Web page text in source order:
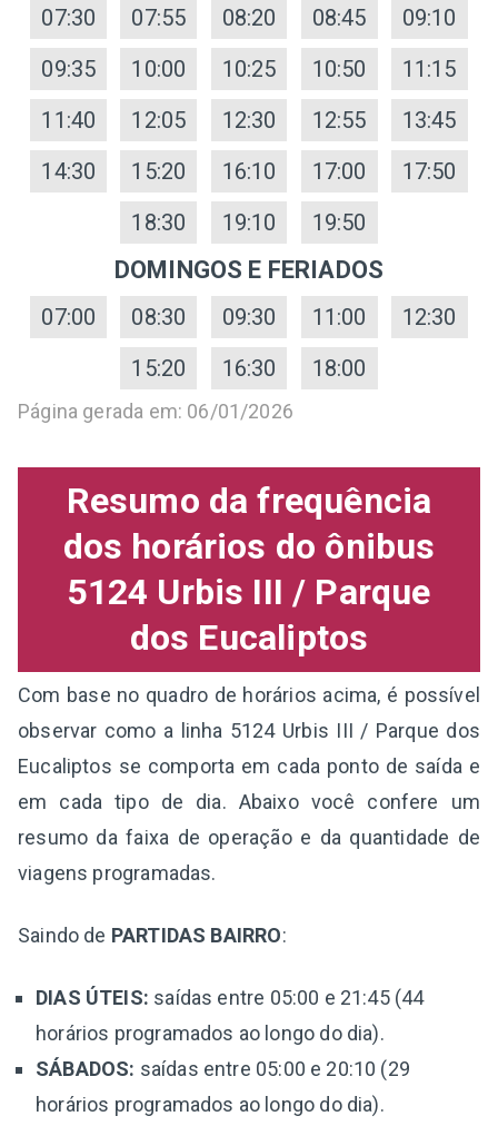
07:30 07:55 08:20 08:45
09:10
09:35
10:00 10:25 10:50
11:15
11:40
12:05 12:30 12:55
13:45
14:30
15:20 16:10 17:00
17:50
18:30
19:10 19:50
DOMINGOS E FERIADOS
07:00 08:30 09:30 11:00
12:30
15:20
16:30 18:00
Página gerada em: 06/01/2026
Resumo da frequência
dos horários do ônibus
5124 Urbis III / Parque
dos Eucaliptos
Com base no quadro de horários acima, é possível
observar como a linha 5124 Urbis III / Parque dos
Eucaliptos se comporta em cada ponto de saída e
em cada tipo de dia. Abaixo você confere um
resumo da faixa de operação e da quantidade de
viagens programadas.
Saindo de PARTIDAS BAIRRO:
DIAS ÚTEIS: saídas entre 05:00 e 21:45 (44
horários programados ao longo do dia).
SÁBADOS: saídas entre 05:00 e 20:10 (29
horários programados ao longo do dia).